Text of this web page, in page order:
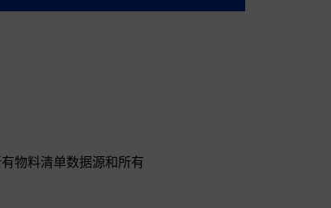
物料清单数据源和所有